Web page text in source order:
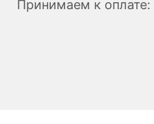
Принимаем к оплате: